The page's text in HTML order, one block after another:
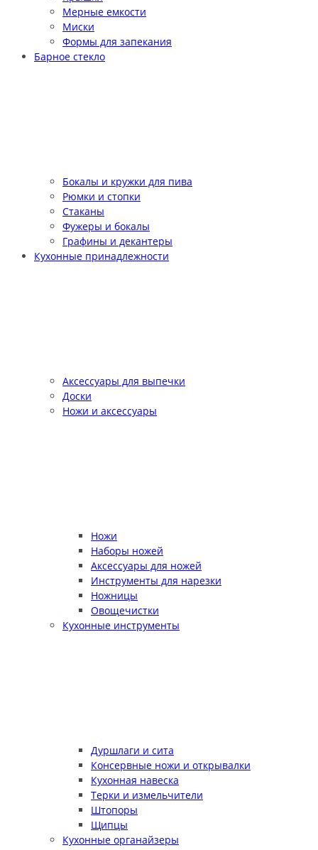
Мерные емкости
Миски
Формы для запекания
Барное стекло
Бокалы и кружки для пива
Рюмки и стопки
Стаканы
Фужеры и бокалы
Графины и декантеры
Кухонные принадлежности
Аксессуары для выпечки
Доски
Ножи и аксессуары
Ножи
Наборы ножей
Аксессуары для ножей
Инструменты для нарезки
Ножницы
Овощечистки
Кухонные инструменты
Дуршлаги и сита
Консервные ножи и открывалки
Кухонная навеска
Терки и измельчители
Штопоры
Щипцы
Кухонные органайзеры